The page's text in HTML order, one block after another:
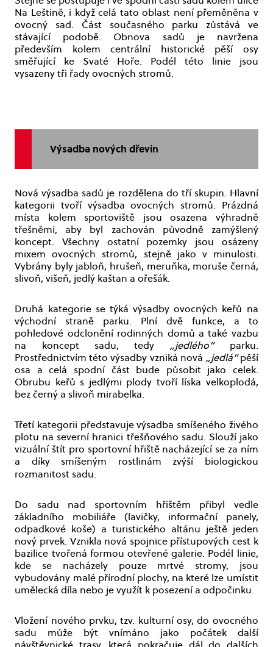
Na Leštině, i když celá tato oblast není přeměněna v
ovocný sad. Část současného parku zůstává ve
stávající podobě. Obnova sadů je navržena
především kolem centrální historické pěší osy
směřující ke Svaté Hoře. Podél této linie jsou
vysazeny tři řady ovocných stromů.
Výsadba nových dřevin
Nová výsadba sadů je rozdělena do tří skupin. Hlavní
kategorii tvoří výsadba ovocných stromů. Prázdná
místa kolem sportoviště jsou osazena výhradně
třešněmi, aby byl zachován původně zamýšlený
koncept. Všechny ostatní pozemky jsou osázeny
mixem ovocných stromů, stejně jako v minulosti.
Vybrány byly jabloň, hrušeň, meruňka, moruše černá,
slivoň, višeň, jedlý kaštan a ořešák.
Druhá kategorie se týká výsadby ovocných keřů na
východní straně parku. Plní dvě funkce, a to
pohledové odclonění rodinných domů a také vazbu
na koncept sadu, tedy „jedlého“parku.
Prostřednictvím této výsadby vzniká nová „jedlá“pěší
osa a celá spodní část bude působit jako celek.
Obrubu keřů s jedlými plody tvoří líska velkoplodá,
bez černý a slivoň mirabelka.
Třetí kategorii představuje výsadba smíšeného živého
plotu na severní hranici třešňového sadu. Slouží jako
vizuální štít pro sportovní hřiště nacházející se za ním
a díky smíšeným rostlinám zvýší biologickou
rozmanitost sadu.
Do sadu nad sportovním hřištěm přibyl vedle
základního mobiliáře (lavičky, informační panely,
odpadkové koše) a turistického altánu ještě jeden
nový prvek. Vznikla nová spojnice přístupových cest k
bazilice tvořená formou otevřené galerie. Podél linie,
kde se nacházely pouze mrtvé stromy, jsou
vybudovány malé přírodní plochy, na které lze umístit
umělecká díla nebo je využít k posezení a odpočinku.
Vložení nového prvku, tzv. kulturní osy, do ovocného
sadu může být vnímáno jako počátek další